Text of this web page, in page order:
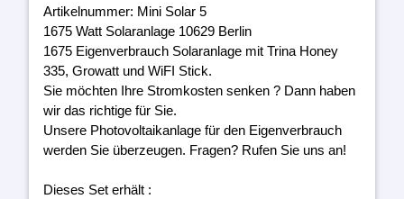
Artikelnummer: Mini Solar 5
1675 Watt Solaranlage 10629 Berlin
1675 Eigenverbrauch Solaranlage mit Trina Honey
335, Growatt und WiFI Stick.
Sie möchten Ihre Stromkosten senken ? Dann haben
wir das richtige für Sie.
Unsere Photovoltaikanlage für den Eigenverbrauch
werden Sie überzeugen. Fragen? Rufen Sie uns an!
Dieses Set erhält :